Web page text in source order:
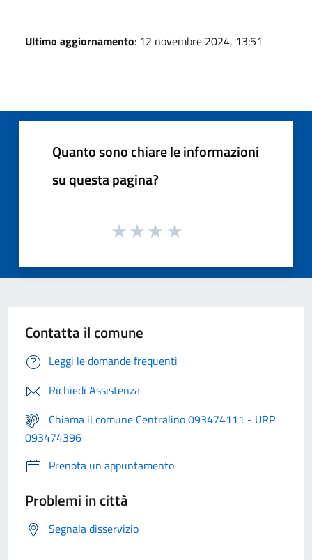
Ultimo aggiornamento: 12 novembre 2024, 13:51
Quanto sono chiare le informazioni
su questa pagina?
Contatta il comune
Leggi le domande frequenti
Richiedi Assistenza
Chiama il comune Centralino 093474111 - URP
093474396
Prenota un appuntamento
Problemi in città
Segnala disservizio